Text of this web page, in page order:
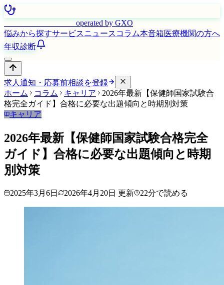
operated by GXO
悩みから探すサービスニュース コラム本音箱医療機関の方へ
年収診断
求人通知・応募前相談を登録
ホーム
コラム キャリア
2026年最新【保健師国家試験合
格完全ガイド】合格に必要な出題傾向と時期別対策
キャリア
2026年最新【保健師国家試験合格完全
ガイド】合格に必要な出題傾向と時期
別対策
2025年3月6日 2026年4月20日 更新 22分で読める